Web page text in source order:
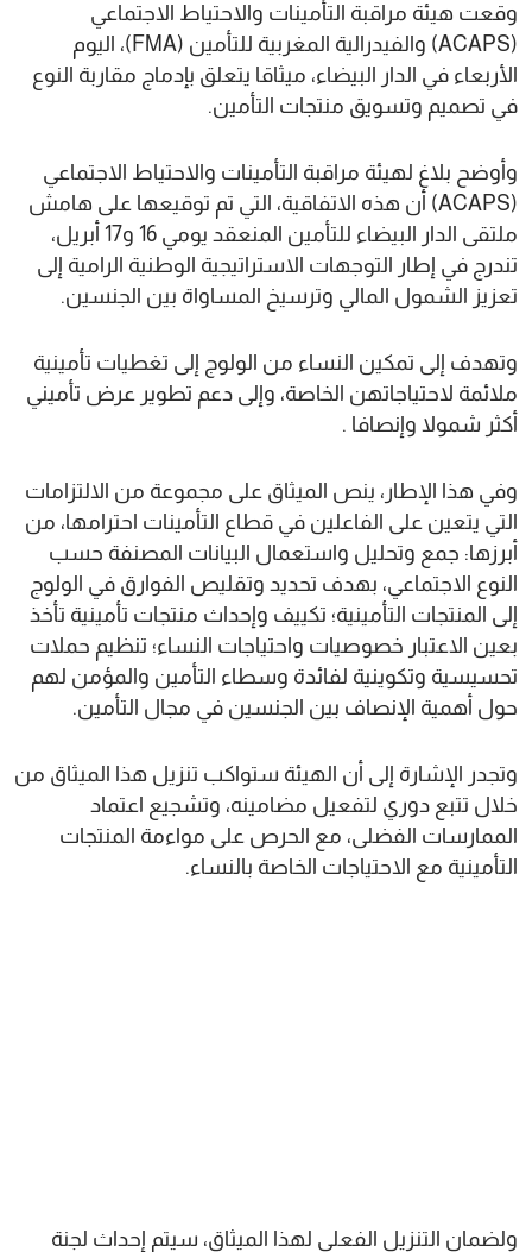
وقعت هيئة مراقبة التأمينات والاحتياط الاجتماعي
(ACAPS) والفيدرالية المغربية للتأمين (FMA)، اليوم
الأربعاء في الدار البيضاء، ميثاقا يتعلق بإدماج مقاربة النوع
في تصميم وتسويق منتجات التأمين.
وأوضح بلاغ لهيئة مراقبة التأمينات والاحتياط الاجتماعي
(ACAPS) أن هذه الاتفاقية، التي تم توقيعها على هامش
ملتقى الدار البيضاء للتأمين المنعقد يومي 16 و17 أبريل،
تندرج في إطار التوجهات الاستراتيجية الوطنية الرامية إلى
تعزيز الشمول المالي وترسيخ المساواة بين الجنسين.
وتهدف إلى تمكين النساء من الولوج إلى تغطيات تأمينية
ملائمة لاحتياجاتهن الخاصة، وإلى دعم تطوير عرض تأميني
أكثر شمولا وإنصافا .
وفي هذا الإطار، ينص الميثاق على مجموعة من الالتزامات
التي يتعين على الفاعلين في قطاع التأمينات احترامها، من
أبرزها: جمع وتحليل واستعمال البيانات المصنفة حسب
النوع الاجتماعي، بهدف تحديد وتقليص الفوارق في الولوج
إلى المنتجات التأمينية؛ تكييف وإحداث منتجات تأمينية تأخذ
بعين الاعتبار خصوصيات واحتياجات النساء؛ تنظيم حملات
تحسيسية وتكوينية لفائدة وسطاء التأمين والمؤمن لهم
حول أهمية الإنصاف بين الجنسين في مجال التأمين.
وتجدر الإشارة إلى أن الهيئة ستواكب تنزيل هذا الميثاق من
خلال تتبع دوري لتفعيل مضامينه، وتشجيع اعتماد
الممارسات الفضلى، مع الحرص على مواءمة المنتجات
التأمينية مع الاحتياجات الخاصة بالنساء.
ولضمان التنزيل الفعلي لهذا الميثاق، سيتم إحداث لجنة